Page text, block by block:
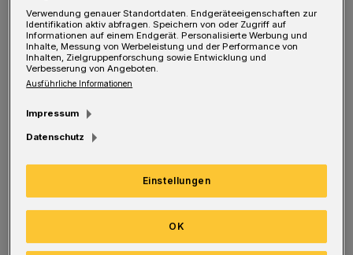
I n Wuppertal meldete sich am Dienstag (7.
Sie erzählte ihm, eine größere Summe Bargeld
zu benötigen, um eine Immobilie zu erwerben.
Eine Bekannte komme vorbei, um das Geld in
Empfang zu nehmen. Der ältere Mann
Verwendung genauer Standortdaten. Endgeräteeigenschaften zur
Identifikation aktiv abfragen. Speichern von oder Zugriff auf
Informationen auf einem Endgerät. Personalisierte Werbung und
Inhalte, Messung von Werbeleistung und der Performance von
Inhalten, Zielgruppenforschung sowie Entwicklung und
Verbesserung von Angeboten.
Ausführliche Informationen
Impressum
Datenschutz
Einstellungen
OK